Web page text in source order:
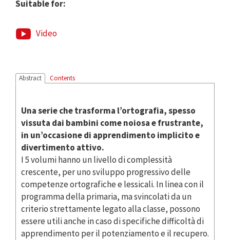
Suitable for:
Video
Abstract Contents
Una serie che trasforma l’ortografia, spesso
vissuta dai bambini come noiosa e frustrante,
in un’occasione di apprendimento implicito e
divertimento attivo.
I 5 volumi hanno un livello di complessità
crescente, per uno sviluppo progressivo delle
competenze ortografiche e lessicali. In linea con il
programma della primaria, ma svincolati da un
criterio strettamente legato alla classe, possono
essere utili anche in caso di specifiche difficoltà di
apprendimento per il potenziamento e il recupero.